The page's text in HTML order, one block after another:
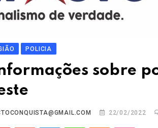
POLICIA
sobre
22/02/2022